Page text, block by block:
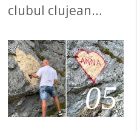
clubul clujean…
05